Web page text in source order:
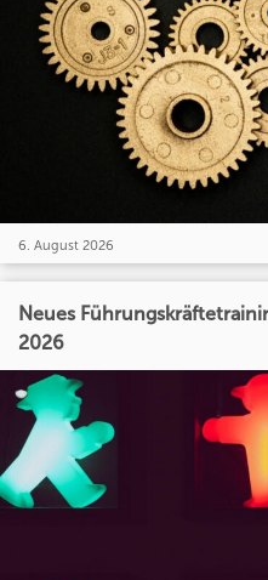
6. August 2026
Neues
2026